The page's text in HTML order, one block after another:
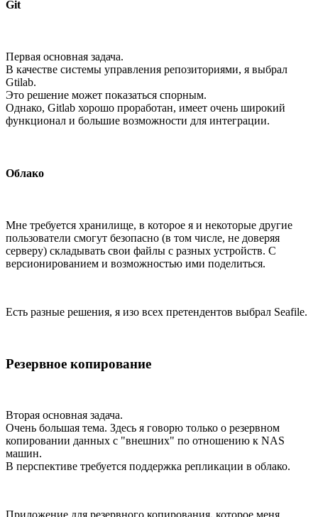
Git
Первая основная задача.
В качестве системы управления репозиториями, я выбрал
Gtilab.
Это решение может показаться спорным.
Однако, Gitlab хорошо проработан, имеет очень широкий
функционал и большие возможности для интеграции.
Облако
Мне требуется хранилище, в которое я и некоторые другие
пользователи смогут безопасно (в том числе, не доверяя
серверу) складывать свои файлы с разных устройств. С
версионированием и возможностью ими поделиться.
Есть разные решения, я изо всех претендентов выбрал Seafile.
Резервное копирование
Вторая основная задача.
Очень большая тема. Здесь я говорю только о резервном
копировании данных с "внешних" по отношению к NAS
машин.
В перспективе требуется поддержка репликации в облако.